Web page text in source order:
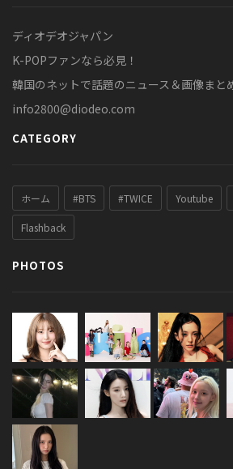
ディオデオジャパン
K-POPファンなら必見！
韓国のネットで話題のニュース＆画像まと
info2800@diodeo.com
CATEGORY
ホーム #BTS #TWICE Youtube
Flashback
PHOTOS